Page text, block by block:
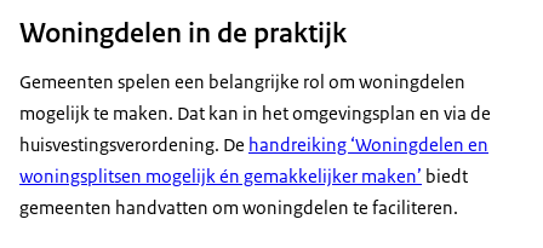
Woningdelen in de praktijk
Gemeenten spelen een belangrijke rol om woningdelen
mogelijk te maken. Dat kan in het omgevingsplan en via de
huisvestingsverordening. De handreiking ‘Woningdelen en
woningsplitsen mogelijk én gemakkelijker maken’ biedt
gemeenten handvatten om woningdelen te faciliteren.